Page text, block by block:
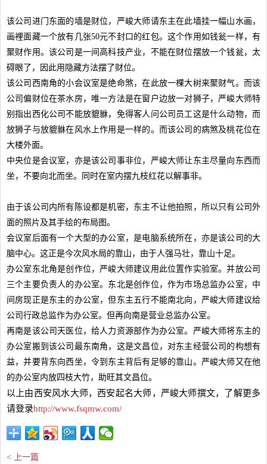
该公司进门东面的墙是财位，严峻大师请东主在此墙挂一幅山水画，
画裡面藏一个放有几张50元不封口的红包。这个作用如钱瓮一样，有
聚财作用。该公司是一间高科技产业，不能在财位摆放一个钱瓮，太
碍眼了，因此用隐藏方法摆了财位。
该公司西南角的小会议室是绝命煞，在此放一棵大树来聚财气。而该
公司偏财位在茶水房，唯一方法是在窗户边放一对狮子，严峻大师特
别指出西化公司不能放貔貅，免得客人问公司员工这是什么动物，而
放狮子与放貔貅在风水上作用是一样的。而该公司的病煞及桃花位在
大楼外面。
中央位是会议室，亦是该公司事非位，严峻大师让东主尽量向东西而
坐，不要向北而坐。同时在室内摆九枝红花以解事非。
由于该公司内所有陈设都是机密，东主不让他拍照，所以只有公司外
面的照片及其手绘的布局图。
会议室后面有一个大型的办公室，是电脑系统所在，亦是该公司的大
脑中心。这正是今次风水局的靠山，由于人强马壮，靠山十足。
办公室东北角是创作位，严峻大师建议用此位置作实验室。并放公司
三个主要负责人的办公室。东北是创作位，作为市场总监办公室，中
间房现正是东主的办公室，但东主五行不能南北向，严峻大师建议给
公司行政总监作为办公室。但再向南是营业总监办公室。
再南是该公司天医位，给人力资源部作为办公室。严峻大师将东主的
办公室搬到该公司最东南角，这是文昌位，对东主经营公司的构想有
益，并要背东向西坐，令到东主背后有足够的靠山。严峻大师又在他
的办公室内放四枝大竹，助旺其文昌位。
以上由西安风水大师，西安起名大师，严峻大师撰文，了解更多
请登录http://www.fsqmw.com/
< 上一篇